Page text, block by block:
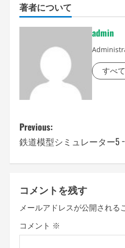
著者について
admin
すべ
P
o
s
t
n
a
Previous:
鉄道模型シミュレーター5
コメントを残す
メールアドレスが公開される
コメント ※